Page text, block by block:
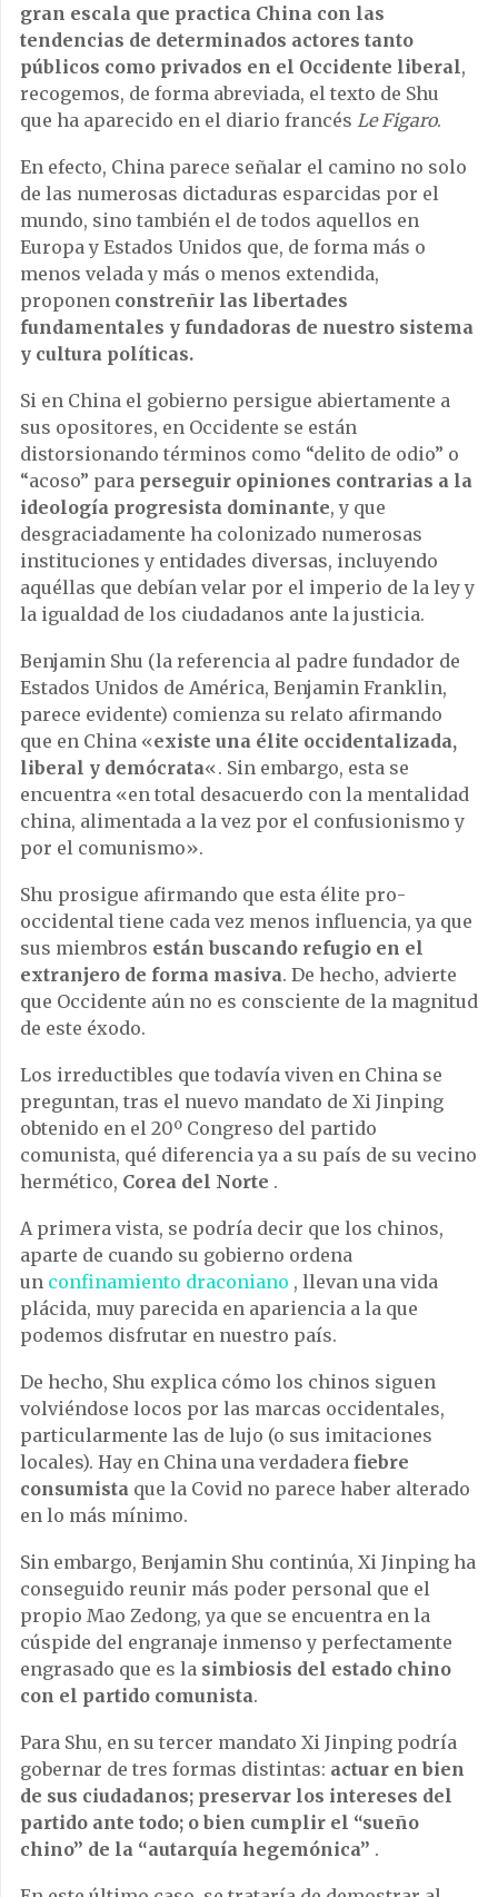
gran escala que practica China con las
tendencias de determinados actores tanto
públicos como privados en el Occidente liberal,
recogemos, de forma abreviada, el texto de Shu
que ha aparecido en el diario francés Le Figaro.
En efecto, China parece señalar el camino no solo
de las numerosas dictaduras esparcidas por el
mundo, sino también el de todos aquellos en
Europa y Estados Unidos que, de forma más o
menos velada y más o menos extendida,
proponen constreñir las libertades
fundamentales y fundadoras de nuestro sistema
y cultura políticas.
Si en China el gobierno persigue abiertamente a
sus opositores, en Occidente se están
distorsionando términos como “delito de odio” o
“acoso” para perseguir opiniones contrarias a la
ideología progresista dominante, y que
desgraciadamente ha colonizado numerosas
instituciones y entidades diversas, incluyendo
aquéllas que debían velar por el imperio de la ley y
la igualdad de los ciudadanos ante la justicia.
Benjamin Shu (la referencia al padre fundador de
Estados Unidos de América, Benjamin Franklin,
parece evidente) comienza su relato afirmando
que en China «existe una élite occidentalizada,
liberal y demócrata«. Sin embargo, esta se
encuentra «en total desacuerdo con la mentalidad
china, alimentada a la vez por el confusionismo y
por el comunismo».
Shu prosigue afirmando que esta élite pro-
occidental tiene cada vez menos influencia, ya que
sus miembros están buscando refugio en el
extranjero de forma masiva. De hecho, advierte
que Occidente aún no es consciente de la magnitud
de este éxodo.
Los irreductibles que todavía viven en China se
preguntan, tras el nuevo mandato de Xi Jinping
obtenido en el 20º Congreso del partido
comunista, qué diferencia ya a su país de su vecino
hermético, Corea del Norte .
A primera vista, se podría decir que los chinos,
aparte de cuando su gobierno ordena
un confinamiento draconiano , llevan una vida
plácida, muy parecida en apariencia a la que
podemos disfrutar en nuestro país.
De hecho, Shu explica cómo los chinos siguen
volviéndose locos por las marcas occidentales,
particularmente las de lujo (o sus imitaciones
locales). Hay en China una verdadera fiebre
consumista que la Covid no parece haber alterado
en lo más mínimo.
Sin embargo, Benjamin Shu continúa, Xi Jinping ha
conseguido reunir más poder personal que el
propio Mao Zedong, ya que se encuentra en la
cúspide del engranaje inmenso y perfectamente
engrasado que es la simbiosis del estado chino
con el partido comunista.
Para Shu, en su tercer mandato Xi Jinping podría
gobernar de tres formas distintas: actuar en bien
de sus ciudadanos; preservar los intereses del
partido ante todo; o bien cumplir el “sueño
chino” de la “autarquía hegemónica” .